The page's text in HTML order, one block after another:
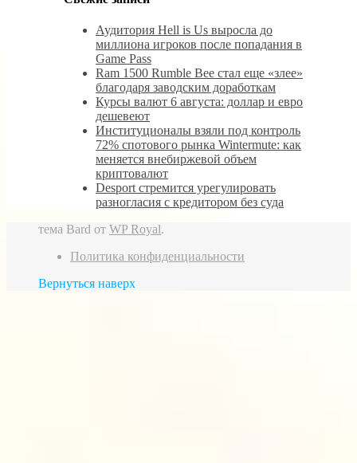
Аудитория Hell is Us выросла до
миллиона игроков после попадания в
Game Pass
Ram 1500 Rumble Bee стал еще «злее»
благодаря заводским доработкам
Курсы валют 6 августа: доллар и евро
дешевеют
Институционалы взяли под контроль
72% спотового рынка Wintermute: как
меняется внебиржевой объем
криптовалют
Desport стремится урегулировать
разногласия с кредитором без суда
тема Bard от WP Royal.
Политика конфиденциальности
Вернуться наверх